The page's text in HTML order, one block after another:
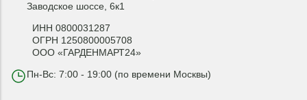
Заводское шоссе, 6к1
ИНН 0800031287
ОГРН 1250800005708
ООО «ГАРДЕНМАРТ24»
Пн-Вс: 7:00 - 19:00 (по времени Москвы)